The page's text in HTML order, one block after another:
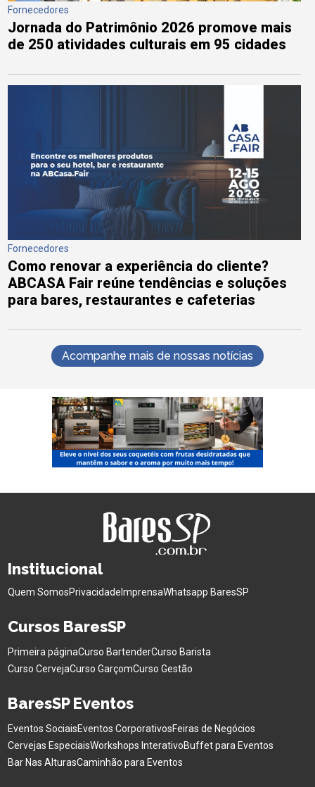
Fornecedores
Jornada do Patrimônio 2026 promove mais
de 250 atividades culturais em 95 cidades
Fornecedores
Como renovar a experiência do cliente?
ABCASA Fair reúne tendências e soluções
para bares, restaurantes e cafeterias
Acompanhe mais de nossas notícias
Institucional
Quem SomosPrivacidade ImprensaWhatsapp BaresSP
Cursos BaresSP
Primeira páginaCurso BartenderCurso Barista
Curso CervejaCurso GarçomCurso Gestão
BaresSP Eventos
Eventos SociaisEventos CorporativosFeiras de Negócios
Cervejas EspeciaisWorkshops InterativoBuffet para Eventos
Bar Nas AlturasCaminhão para Eventos